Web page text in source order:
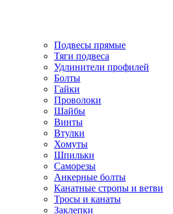
Подвесы прямые
Тяги подвеса
Удлинители профилей
Болты
Гайки
Проволоки
Шайбы
Винты
Втулки
Хомуты
Шпильки
Саморезы
Анкерные болты
Канатные стропы и ветви
Тросы и канаты
Заклепки